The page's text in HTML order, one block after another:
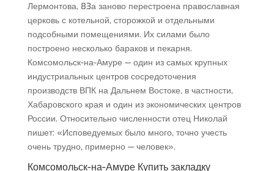
Лермонтова, 83а заново перестроена православная
церковь с котельной, сторожкой и отдельными
подсобными помещениями. Их силами было
построено несколько бараков и пекарня.
Комсомольск-на-Амуре — один из самых крупных
индустриальных центров сосредоточения
производств ВПК на Дальнем Востоке, в частности,
Хабаровского края и один из экономических центров
России. Относительно численности отец Николай
пишет: «Исповедуемых было много, точно учесть
очень трудно, примерно — человек».
Комсомольск-на-Амуре Купить закладку